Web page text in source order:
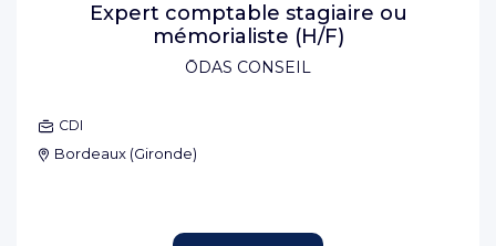
ŌDAS CONSEIL
Expert comptable stagiaire ou
mémorialiste (H/F)
CDI
Bordeaux (Gironde)